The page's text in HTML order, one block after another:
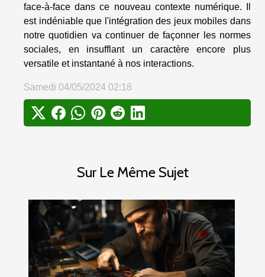
Sur Le Même Sujet
face-à-face dans ce nouveau contexte numérique. Il
est indéniable que l'intégration des jeux mobiles dans
notre quotidien va continuer de façonner les normes
sociales, en insufflant un caractère encore plus
versatile et instantané à nos interactions.
Samedi 04/05/2024 02:18